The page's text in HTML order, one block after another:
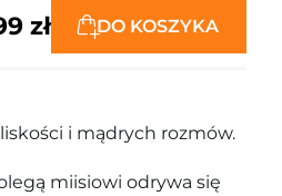
zł DO KOSZYKA
i mądrych rozmów.
miisiowi odrywa się